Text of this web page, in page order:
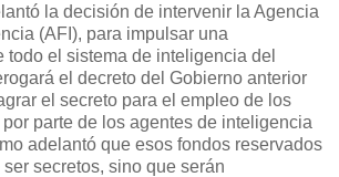
la decisión de intervenir la Agencia
(AFI), para impulsar una
todo el sistema de inteligencia del
el decreto del Gobierno anterior
el secreto para el empleo de los
parte de los agentes de inteligencia
adelantó que esos fondos reservados
secretos, sino que serán